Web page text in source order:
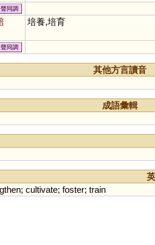
聲同調
培養,培育
聲同調
其他方言讀音
成語彙輯
; cultivate; foster; train